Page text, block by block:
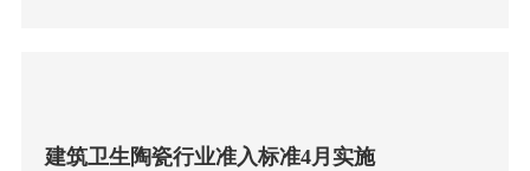
建筑卫生陶瓷行业准入标准4月实施